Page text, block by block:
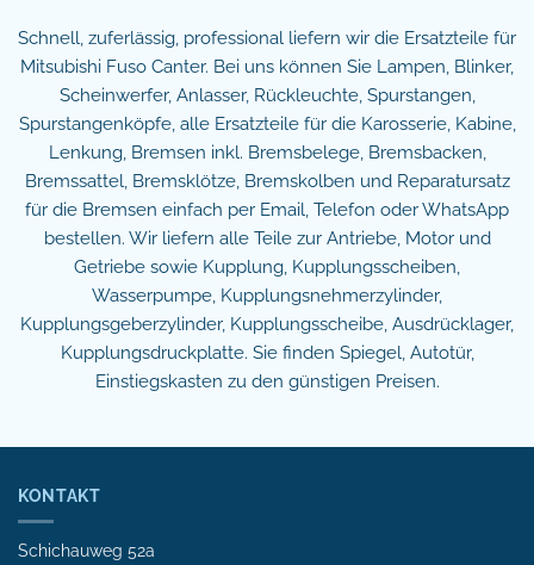
Schnell, zuferlässig, professional liefern wir die Ersatzteile für
Mitsubishi Fuso Canter. Bei uns können Sie Lampen, Blinker,
Scheinwerfer, Anlasser, Rückleuchte, Spurstangen,
Spurstangenköpfe, alle Ersatzteile für die Karosserie, Kabine,
Lenkung, Bremsen inkl. Bremsbelege, Bremsbacken,
Bremssattel, Bremsklötze, Bremskolben und Reparatursatz
für die Bremsen einfach per Email, Telefon oder WhatsApp
bestellen. Wir liefern alle Teile zur Antriebe, Motor und
Getriebe sowie Kupplung, Kupplungsscheiben,
Wasserpumpe, Kupplungsnehmerzylinder,
Kupplungsgeberzylinder, Kupplungsscheibe, Ausdrücklager,
Kupplungsdruckplatte. Sie finden Spiegel, Autotür,
Einstiegskasten zu den günstigen Preisen.
KONTAKT
Schichauweg 52a